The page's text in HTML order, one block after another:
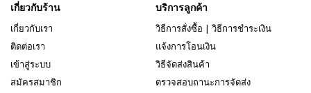
เกี่ยวกับร้าน
เกี่ยวกับเรา
ติดต่อเรา
เข้าสู่ระบบ
สมัครสมาชิก
บริการลูกค้า
วิธีการสั่งซื้อ | วิธีการชำระเงิน
แจ้งการโอนเงิน
วิธีจัดส่งสินค้า
ตรวจสอบถานะการจัดส่ง